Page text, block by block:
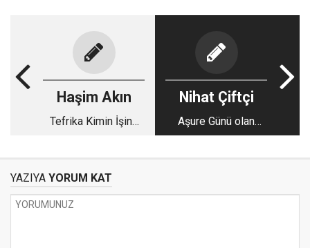
Haşim Akın
Tefrika Kimin İşine
Nihat Çiftçi
Aşure Günü olan
olaylar
YAZIYA YORUM KAT